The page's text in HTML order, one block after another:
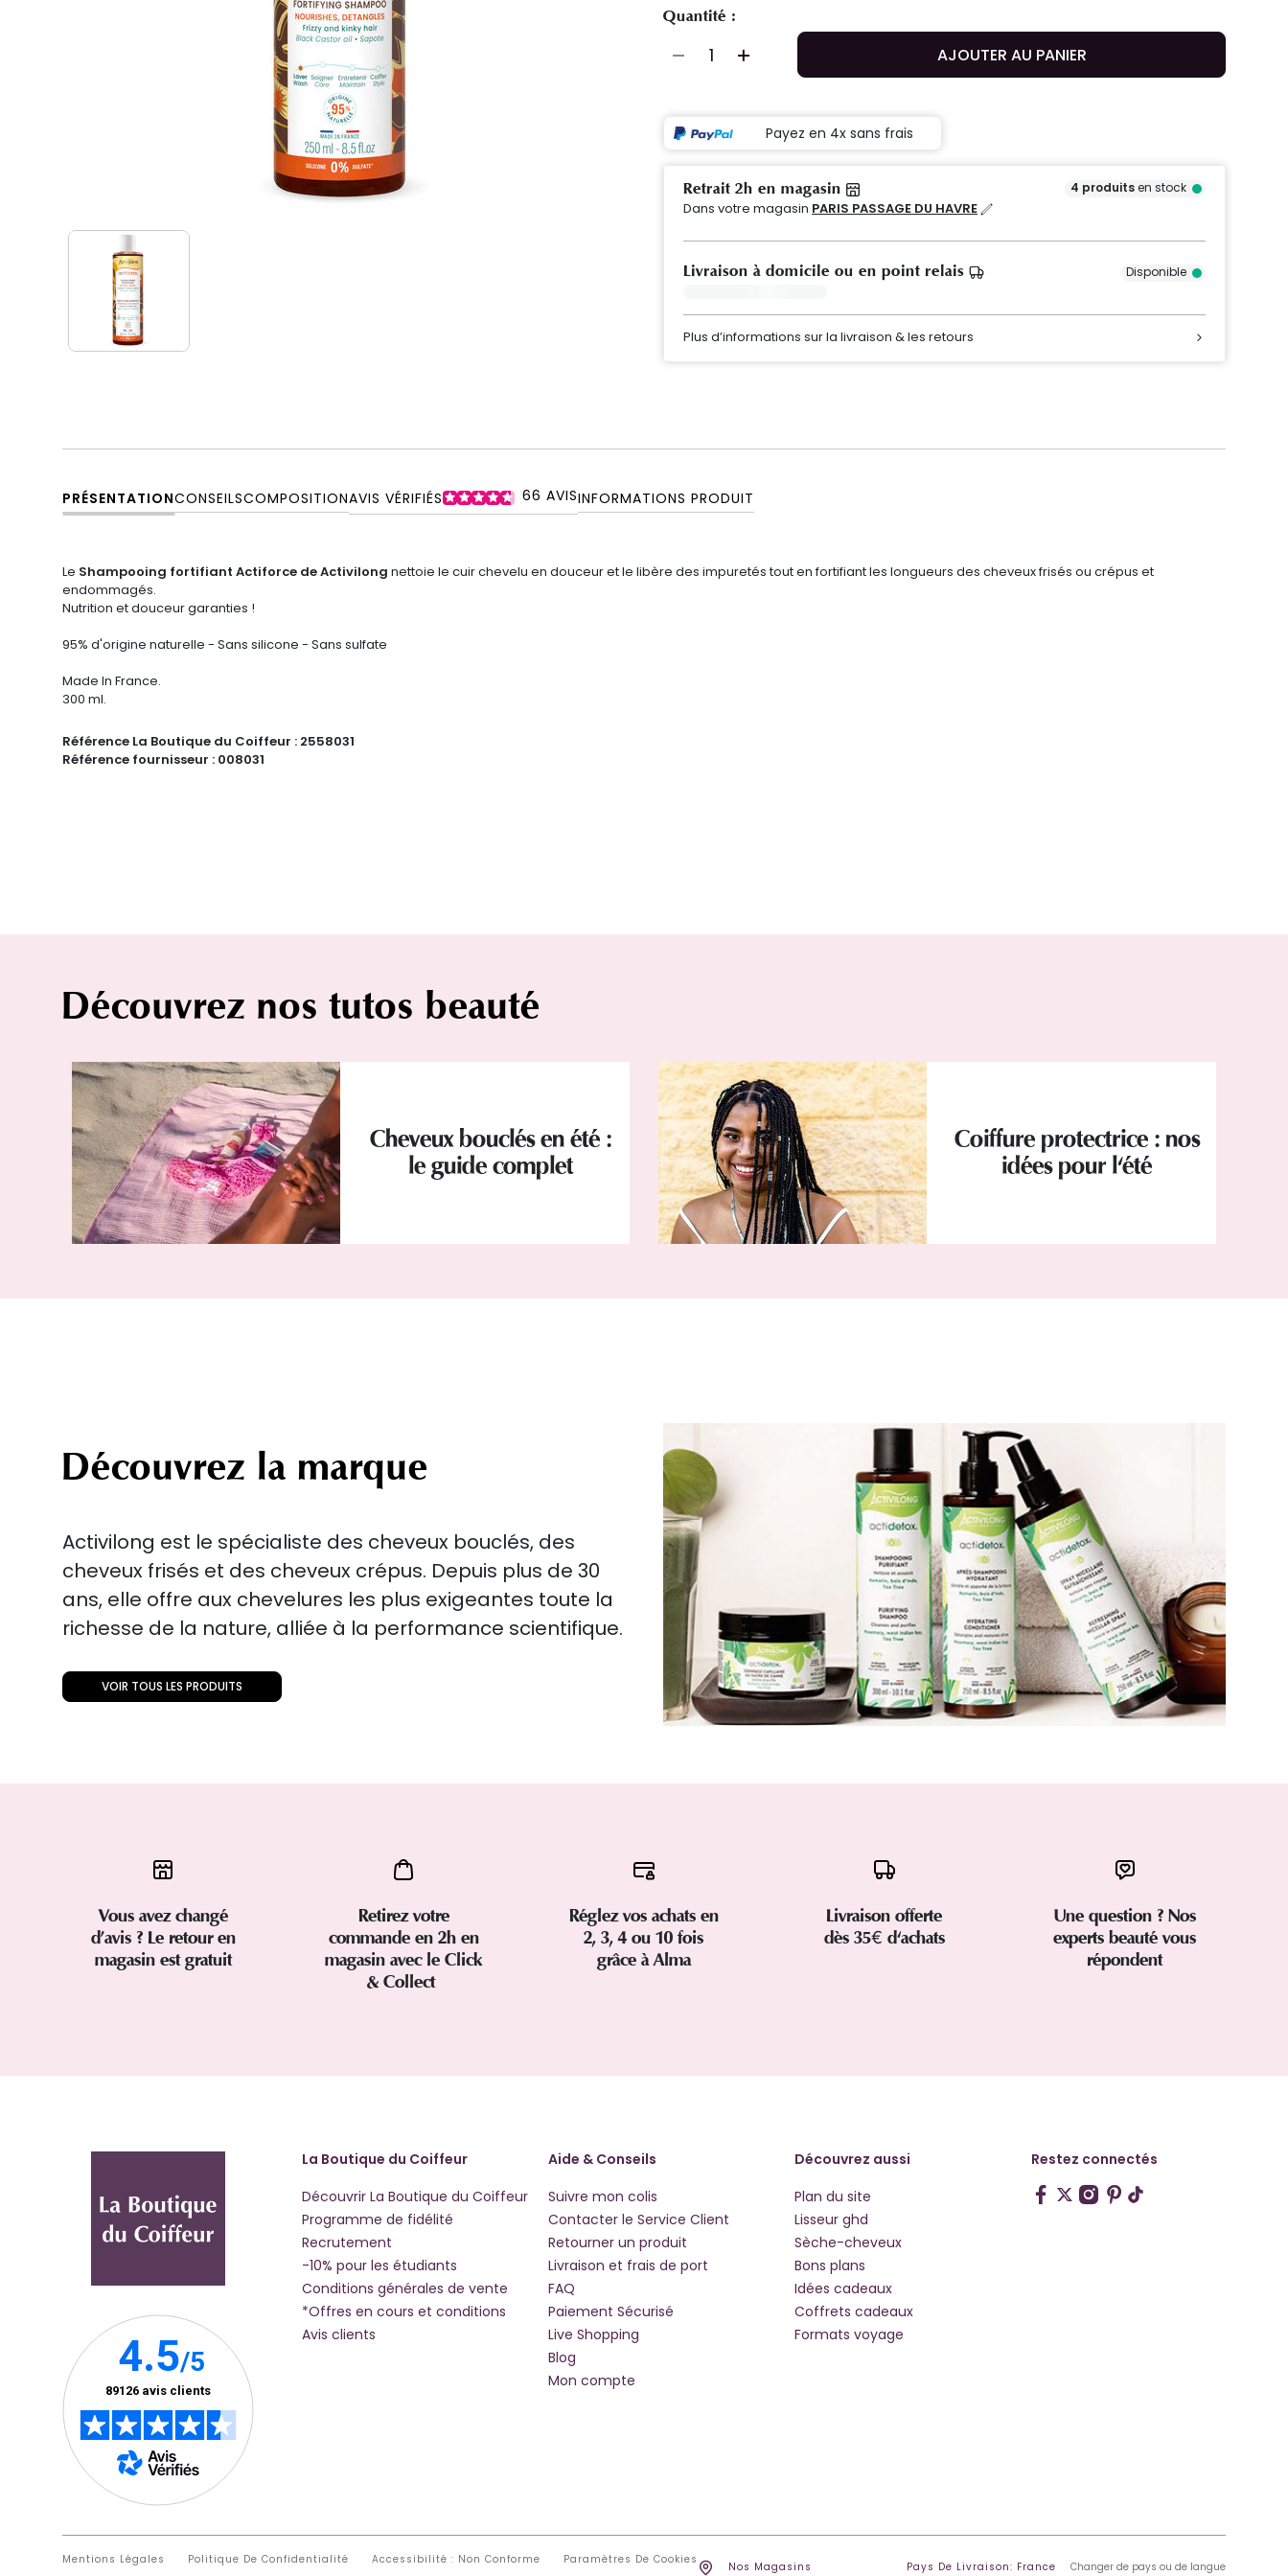
Quantité :
AJOUTER AU PANIER
Payez en 4x sans frais
Retrait 2h en magasin 4 produitsen stock
Dans votre magasin PARIS PASSAGE DU HAVRE
Livraison à domicile ou en point relais Disponible
Plus d’informations sur la livraison & les retours
PRÉSENTATIONCONSEILSCOMPOSITIONAVIS VÉRIFIÉS 66 AVISINFORMATIONS PRODUIT
Le Shampooing fortifiant Actiforce de Activilong nettoie le cuir chevelu en douceur et le libère des impuretés tout en fortifiant les longueurs des cheveux frisés ou crépus et
endommagés.
Nutrition et douceur garanties !
95% d'origine naturelle - Sans silicone - Sans sulfate
Made In France.
300 ml.
Référence La Boutique du Coiffeur : 2558031
Référence fournisseur : 008031
Découvrez nos tutos beauté
Cheveux bouclés en été :
le guide complet
Coiffure protectrice : nos
idées pour l'été
Découvrez la marque
Activilong est le spécialiste des cheveux bouclés, des
cheveux frisés et des cheveux crépus. Depuis plus de 30
ans, elle offre aux chevelures les plus exigeantes toute la
richesse de la nature, alliée à la performance scientifique.
VOIR TOUS LES PRODUITS
Vous avez changé
d’avis ? Le retour en
magasin est gratuit
Retirez votre
commande en 2h en
magasin avec le Click
& Collect
Réglez vos achats en
2, 3, 4 ou 10 fois
grâce à Alma
Livraison offerte
dès 35€ d'achats
Une question ? Nos
experts beauté vous
répondent
La Boutique du Coiffeur
Découvrir La Boutique du Coiffeur
Programme de fidélité
Recrutement
-10% pour les étudiants
Conditions générales de vente
*Offres en cours et conditions
Avis clients
Aide & Conseils
Suivre mon colis
Contacter le Service Client
Retourner un produit
Livraison et frais de port
FAQ
Paiement Sécurisé
Live Shopping
Blog
Mon compte
Découvrez aussi
Plan du site
Lisseur ghd
Sèche-cheveux
Bons plans
Idées cadeaux
Coffrets cadeaux
Formats voyage
Restez connectés
Mentions Légales Politique De Confidentialité Accessibilité : Non Conforme Paramètres De Cookies
Nos Magasins Pays De Livraison: France Changer de pays ou de langue